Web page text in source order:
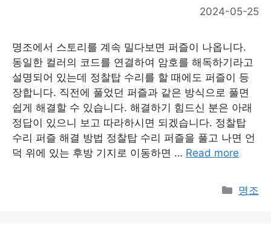
2024-05-25
명조에서 스토리를 계속 밀다보면 퍼즐이 나옵니다.
동일한 컬러의 코드를 연결하여 암호를 해독하기라고
설명되어 있는데 정찰탑 수리를 할 때에도 퍼즐이 등
장합니다. 직전에 풀었던 퍼즐과 같은 방식으로 풀면
쉽게 해결할 수 있습니다. 해결하기 힘드신 분은 아래
정답이 있으니 보고 따라하시면 되겠습니다. 정찰탑
수리 퍼즐 해결 방법 정찰탑 수리 퍼즐을 풀고 나면 언
덕 위에 있는 후방 기지로 이동하면 … Read more
명조